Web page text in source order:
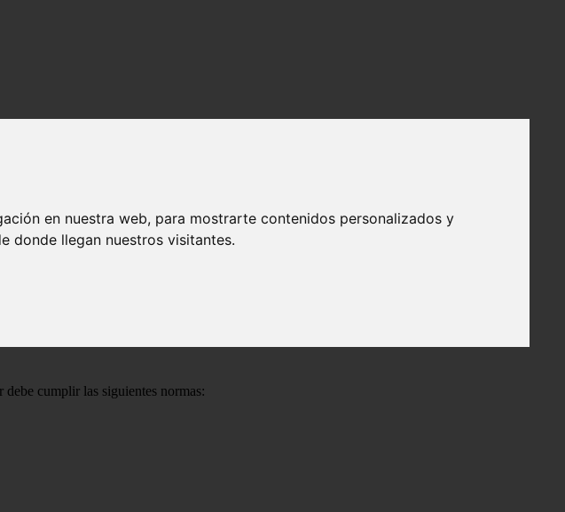
en nuestra web, para mostrarte contenidos personalizados y
donde llegan nuestros visitantes.
ha hablar de lo que harian en navidad,
mejor guitarrista del colegio
cumplir las siguientes normas: